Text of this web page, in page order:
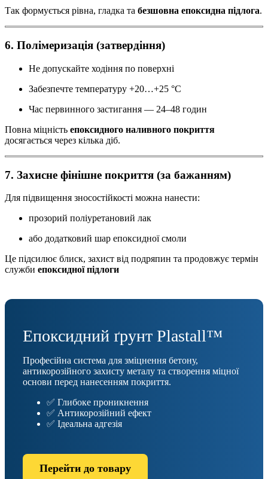
Так формується рівна, гладка та безшовна епоксидна підлога.
6. Полімеризація (затвердіння)
Не допускайте ходіння по поверхні
Забезпечте температуру +20…+25 °C
Час первинного застигання — 24–48 годин
Повна міцність епоксидного наливного покриття
досягається через кілька діб.
7. Захисне фінішне покриття (за бажанням)
Для підвищення зносостійкості можна нанести:
прозорий поліуретановий лак
або додатковий шар епоксидної смоли
Це підсилює блиск, захист від подряпин та продовжує термін
служби епоксидної підлоги
Епоксидний ґрунт Plastall™
Професійна система для зміцнення бетону,
антикорозійного захисту металу та створення міцної
основи перед нанесенням покриття.
✅ Глибоке проникнення
✅ Антикорозійний ефект
✅ Ідеальна адгезія
Перейти до товару